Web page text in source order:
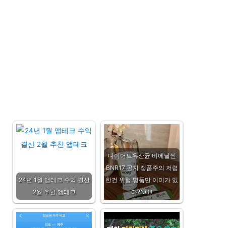
24년 1월 앱테크 수익 결산
2월 추천 앱테크
다이어트유산균 비에날씬
BNR17 공지 정품주의 저렴
한건 위험 명품만 이미가 있
다?NO!!